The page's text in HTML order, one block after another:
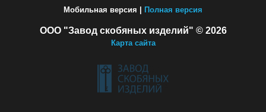
Мобильная версия | Полная версия
ООО "Завод скобяных изделий" © 2026
Карта сайта